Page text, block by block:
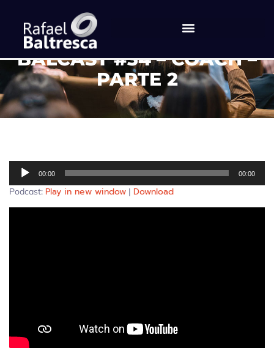
BALCAST #34 – COACH –
PARTE 2
Tocador
áudio
00:00 00:00
Podcast: Play in new window | Download